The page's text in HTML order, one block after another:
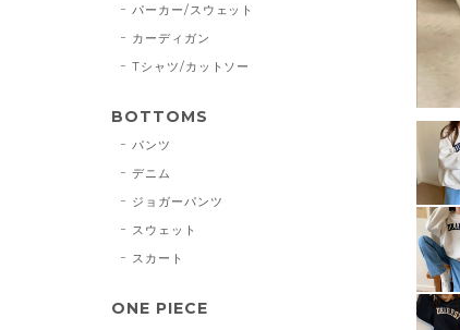
パーカー/スウェット
カーディガン
Tシャツ/カットソー
BOTTOMS
パンツ
デニム
ジョガーパンツ
スウェット
スカート
ONE PIECE